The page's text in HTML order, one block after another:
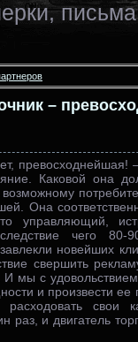
–
превосходнейшая!
Каковой она
Она
управляющий,
чего 80-
новейших
свершить
И мы с
и произвести
свои
раз, и двигатель